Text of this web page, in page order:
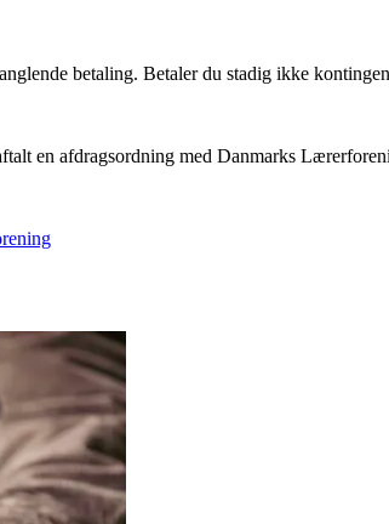
betaling. Betaler du stadig ikke
en afdragsordning med Danmarks